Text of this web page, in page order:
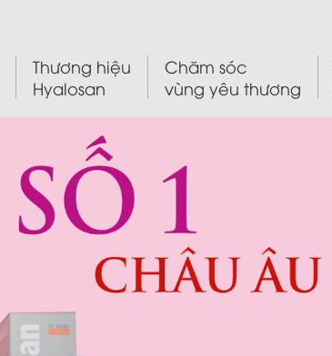
Thương hiệu
Hyalosan
Chăm sóc
vùng yêu thương